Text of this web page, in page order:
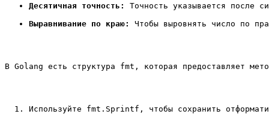
Десятичная точность:
Точность указывается после
Выравнивание по краю:
Чтобы выровнять число по
В Golang есть структура fmt , которая предоставляет
Используйте fmt.Sprintf , чтобы сохранить